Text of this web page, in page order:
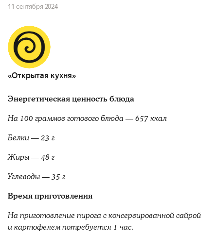
11 сентября 2024
«Открытая кухня»
Энергетическая ценность блюда
На 100 граммов готового блюда — 657 ккал
Белки — 23 г
Жиры — 48 г
Углеводы — 35 г
Время приготовления
На приготовление пирога с консервированной сайрой
и картофелем потребуется 1 час.